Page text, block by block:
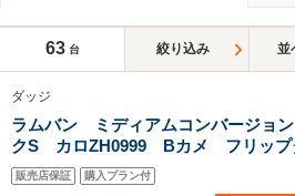
63 台 絞り込み 並
ダッジ
ラムバン ミディアムコンバージョ
クS カロZH0999 Bカメ フリップ
輪ディスク ヒッチメンバー 360度
ット 禁煙車 1ナンバー登録 ウィ
販売店保証 購入プラン付